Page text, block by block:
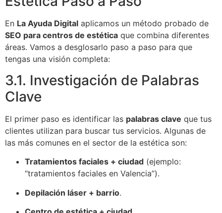
En La Ayuda Digital aplicamos un método probado de
SEO para centros de estética que combina diferentes
áreas. Vamos a desglosarlo paso a paso para que
tengas una visión completa:
3.1. Investigación de Palabras
Clave
El primer paso es identificar las palabras clave que tus
clientes utilizan para buscar tus servicios. Algunas de
las más comunes en el sector de la estética son:
Tratamientos faciales + ciudad (ejemplo:
“tratamientos faciales en Valencia”).
Depilación láser + barrio.